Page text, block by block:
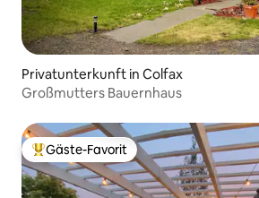
Privatunterkunft in Colfax
Großmutters Bauernhaus
Beliebter Gäste-Favorit.
Gäste-Favorit